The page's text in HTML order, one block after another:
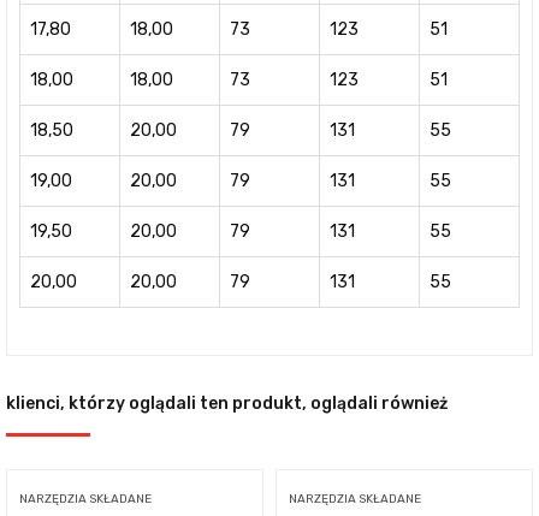
17,80 18,00 73 123 51
18,00 18,00 73 123 51
18,50 20,00 79 131 55
19,00 20,00 79 131 55
19,50 20,00 79 131 55
20,00 20,00 79 131 55
klienci, którzy oglądali ten produkt, oglądali również
NARZĘDZIA SKŁADANE NARZĘDZIA SKŁADANE